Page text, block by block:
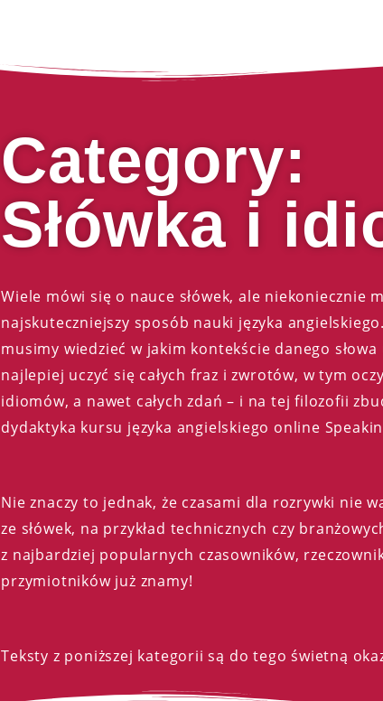
Category:
Słówka i
Wiele mówi się o nauce słówek, ale niekoniecznie
najskuteczniejszy sposób nauki języka
musimy wiedzieć w jakim kontekście danego słowa
najlepiej uczyć się całych fraz i zwrotów, w tym
idiomów, a nawet całych zdań – i na tej filozofii
dydaktyka kursu języka angielskiego online
Nie znaczy to jednak, że czasami dla rozrywki nie
ze słówek, na przykład technicznych czy
z najbardziej popularnych czasowników,
przymiotników już znamy!
Teksty z poniższej kategorii są do tego świetną